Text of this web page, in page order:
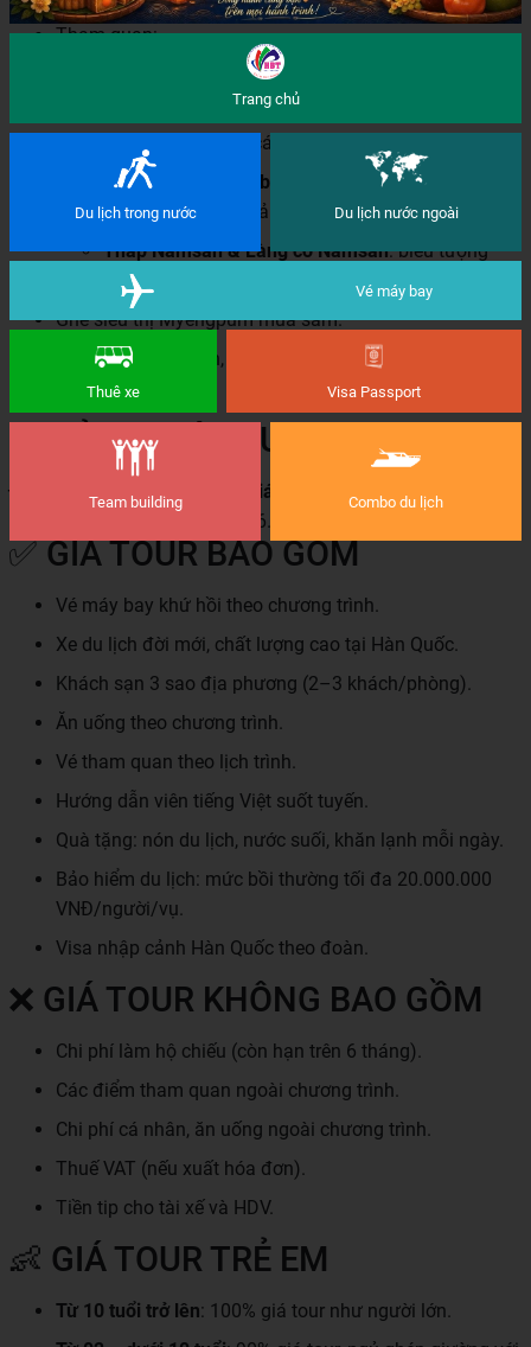
Tham quan:
Cửa hàng nông sản Hàn Quốc
Nhà thờ Chính tòa Myeongdong
Hàn Quốc, phong cách Gothic phương Tây.
Cung điện Gyeongbokgung
: cung điện lớn nhất
triều đại Joseon, trải nghiệm mặc Hanbok.
Tháp Namsan & Làng cổ Namsan: biểu tượng
văn hóa và lịch sử Seoul.
Ghé siêu thị Myengpum mua sắm.
Ra sân bay Incheon, bay về TP.HCM. Kết thúc chương
trình.
💵 BẢNG GIÁ TOUR
Đối tượng
Giá tour cơ bản (VNĐ/khách)
16.990.000 VNĐ
✅ GIÁ TOUR BAO GỒM
Vé máy bay khứ hồi theo chương trình.
Xe du lịch đời mới, chất lượng cao tại Hàn Quốc.
Khách sạn 3 sao địa phương (2–3 khách/phòng).
Ăn uống theo chương trình.
Vé tham quan theo lịch trình.
Hướng dẫn viên tiếng Việt suốt tuyến.
Quà tặng: nón du lịch, nước suối, khăn lạnh mỗi ngày.
Bảo hiểm du lịch: mức bồi thường tối đa 20.000.000
VNĐ/người/vụ.
Visa nhập cảnh Hàn Quốc theo đoàn.
❌ GIÁ TOUR KHÔNG BAO GỒM
Chi phí làm hộ chiếu (còn hạn trên 6 tháng).
Các điểm tham quan ngoài chương trình.
Chi phí cá nhân, ăn uống ngoài chương trình.
Thuế VAT (nếu xuất hóa đơn).
Tiền tip cho tài xế và HDV.
👶 GIÁ TOUR TRẺ EM
Từ 10 tuổi trở lên: 100% giá tour như người lớn.
Trang chủ
Du lịch trong nước Du lịch nước ngoài
Vé máy bay
Thuê xe Visa Passport
Team building Combo du lịch